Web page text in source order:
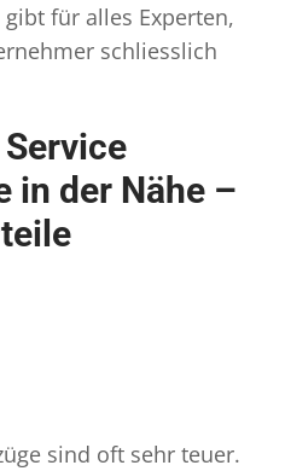
für alles Experten,
schliesslich
in der Nähe –
sind oft sehr teuer.